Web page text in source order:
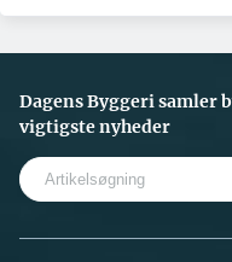
Dagens Byggeri samler
vigtigste nyheder